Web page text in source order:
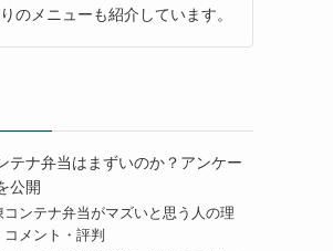
のメニューも紹介しています。
テナ弁当はまずいのか？アンケー
公開
コンテナ弁当がマズいと思う人の理
コメント・評判